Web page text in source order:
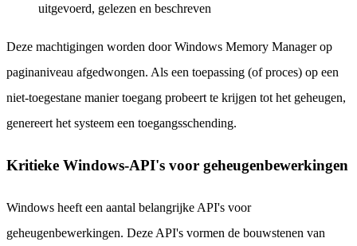
uitgevoerd, gelezen en beschreven
Deze machtigingen worden door Windows Memory Manager op
paginaniveau afgedwongen. Als een toepassing (of proces) op een
niet-toegestane manier toegang probeert te krijgen tot het geheugen,
genereert het systeem een toegangsschending.
Kritieke Windows-API's voor geheugenbewerkingen
Windows heeft een aantal belangrijke API's voor
geheugenbewerkingen. Deze API's vormen de bouwstenen van